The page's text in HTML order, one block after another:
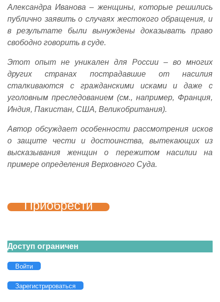
Александра Иванова – женщины, которые решились
публично заявить о случаях жестокого обращения, и
в результате были вынуждены доказывать право
свободно говорить в суде.
Этот опыт не уникален для России – во многих
других странах пострадавшие от насилия
сталкиваются с гражданскими исками и даже с
уголовным преследованием (см., например, Франция,
Индия, Пакистан, США, Великобритания).
Автор обсуждает особенности рассмотрения исков
о защите чести и достоинства, вытекающих из
высказывания женщин о пережитом насилии на
примере определения Верховного Суда.
Приобрести
Доступ ограничен
Войти
Зарегистрироваться